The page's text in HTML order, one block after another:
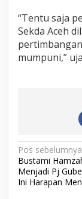
“Tentu saja
Sekda Aceh
mumpuni,”
N
a
v
Pos sebelumnya
Bustami
Menjadi Pj
Ini Harapan